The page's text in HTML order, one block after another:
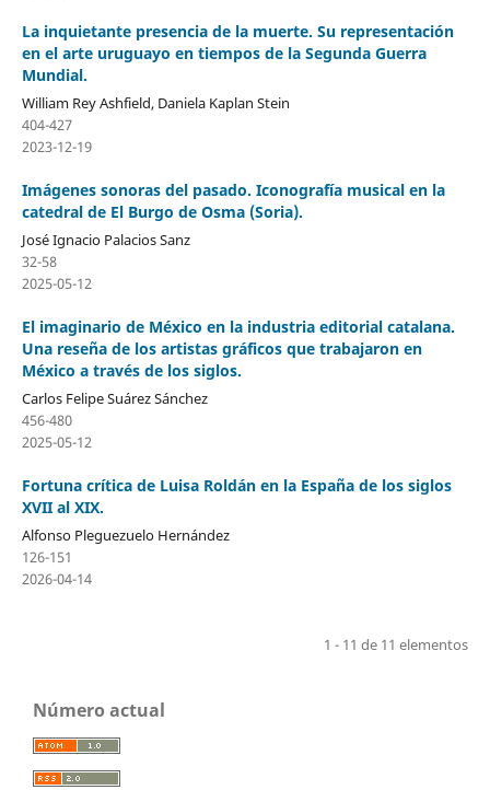
La inquietante presencia de la muerte. Su representación
en el arte uruguayo en tiempos de la Segunda Guerra
Mundial.
William Rey Ashfield, Daniela Kaplan Stein
404-427
2023-12-19
Imágenes sonoras del pasado. Iconografía musical en la
catedral de El Burgo de Osma (Soria).
José Ignacio Palacios Sanz
32-58
2025-05-12
El imaginario de México en la industria editorial catalana.
Una reseña de los artistas gráficos que trabajaron en
México a través de los siglos.
Carlos Felipe Suárez Sánchez
456-480
2025-05-12
Fortuna crítica de Luisa Roldán en la España de los siglos
XVII al XIX.
Alfonso Pleguezuelo Hernández
126-151
2026-04-14
1 - 11 de 11 elementos
Número actual